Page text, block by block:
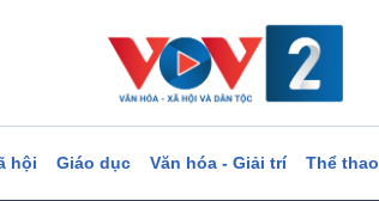
hội Giáo dục Văn hóa - Giải trí Thể thao